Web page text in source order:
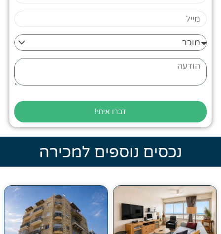
מייל
מוכר
או
קונה
הודעה
דברו איתי!
נכסים נוספים למכירה